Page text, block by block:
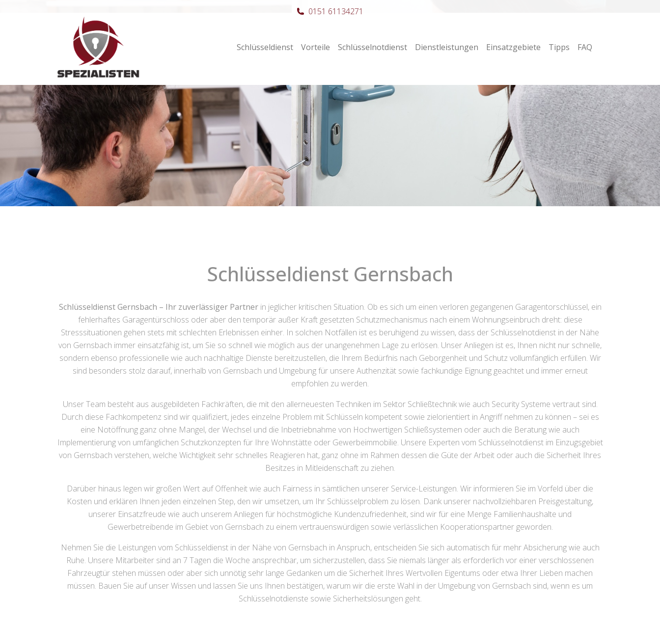
Hauptnavigation Schlüsseldienst Vorteile Schlüsselnotdienst Dienstleistungen Einsatzgebiete Tipps FAQ
0151 61134271
Schlüsseldienst Gernsbach
Schlüsseldienst Gernsbach – Ihr zuverlässiger Partnerin jeglicher kritischen Situation. Ob es sich um einen verloren gegangenen Garagentorschlüssel, ein
fehlerhaftes Garagentürschloss oder aber den temporär außer Kraft gesetzten Schutzmechanismus nach einem Wohnungseinbruch dreht: diese
Stresssituationen gehen stets mit schlechten Erlebnissen einher. In solchen Notfällen ist es beruhigend zu wissen, dass der Schlüsselnotdienst in der Nähe
von Gernsbach immer einsatzfähig ist, um Sie so schnell wie möglich aus der unangenehmen Lage zu erlösen. Unser Anliegen ist es, Ihnen nicht nur schnelle,
sondern ebenso professionelle wie auch nachhaltige Dienste bereitzustellen, die Ihrem Bedürfnis nach Geborgenheit und Schutz vollumfänglich erfüllen. Wir
sind besonders stolz darauf, innerhalb von Gernsbach und Umgebung für unsere Authenzität sowie fachkundige Eignung geachtet und immer erneut
empfohlen zu werden.
Unser Team besteht aus ausgebildeten Fachkräften, die mit den allerneuesten Techniken im Sektor Schließtechnik wie auch Security Systeme vertraut sind.
Durch diese Fachkompetenz sind wir qualifiziert, jedes einzelne Problem mit Schlüsseln kompetent sowie zielorientiert in Angriff nehmen zu können – sei es
eine Notöffnung ganz ohne Mangel, der Wechsel und die Inbetriebnahme von Hochwertigen Schließsystemen oder auch die Beratung wie auch
Implementierung von umfänglichen Schutzkonzepten für Ihre Wohnstätte oder Gewerbeimmobilie. Unsere Experten vom Schlüsselnotdienst im Einzugsgebiet
von Gernsbach verstehen, welche Wichtigkeit sehr schnelles Reagieren hat, ganz ohne im Rahmen dessen die Güte der Arbeit oder auch die Sicherheit Ihres
Besitzes in Mitleidenschaft zu ziehen.
Darüber hinaus legen wir großen Wert auf Offenheit wie auch Fairness in sämtlichen unserer Service-Leistungen. Wir informieren Sie im Vorfeld über die
Kosten und erklären Ihnen jeden einzelnen Step, den wir umsetzen, um Ihr Schlüsselproblem zu lösen. Dank unserer nachvollziehbaren Preisgestaltung,
unserer Einsatzfreude wie auch unserem Anliegen für höchstmögliche Kundenzufriedenheit, sind wir für eine Menge Familienhaushalte und
Gewerbetreibende im Gebiet von Gernsbach zu einem vertrauenswürdigen sowie verlässlichen Kooperationspartner geworden.
Nehmen Sie die Leistungen vom Schlüsseldienst in der Nähe von Gernsbach in Anspruch, entscheiden Sie sich automatisch für mehr Absicherung wie auch
Ruhe. Unsere Mitarbeiter sind an 7 Tagen die Woche ansprechbar, um sicherzustellen, dass Sie niemals länger als erforderlich vor einer verschlossenen
Fahrzeugtür stehen müssen oder aber sich unnötig sehr lange Gedanken um die Sicherheit Ihres Wertvollen Eigentums oder etwa Ihrer Lieben machen
müssen. Bauen Sie auf unser Wissen und lassen Sie uns Ihnen bestätigen, warum wir die erste Wahl in der Umgebung von Gernsbach sind, wenn es um
Schlüsselnotdienste sowie Sicherheitslösungen geht.